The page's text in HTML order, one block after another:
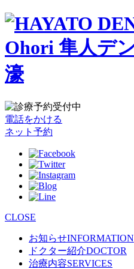
電話をかける
ネット予約
CLOSE
お知らせINFORMATION
ドクター紹介DOCTOR
治療内容SERVICES